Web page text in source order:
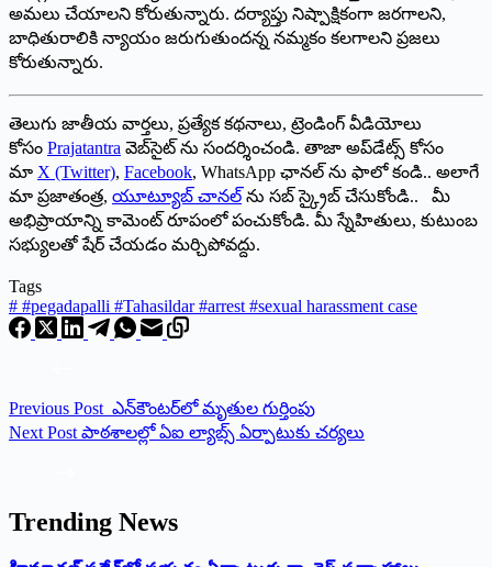
అమలు చేయాలని కోరుతున్నారు. దర్యాప్తు నిష్పాక్షికంగా జరగాలని,
బాధితురాలికి న్యాయం జరుగుతుందన్న నమ్మకం కలగాలని ప్రజలు
కోరుతున్నారు.
తెలుగు జాతీయ వార్తలు, ప్రత్యేక కథనాలు, ట్రెండింగ్ వీడియోలు
కోసం Prajatantra వెబ్‌సైట్ ను సందర్శించండి. తాజా అప్‌డేట్స్ కోసం
మా X (Twitter), Facebook, WhatsApp ఛానల్ ను ఫాలో కండి.. అలాగే
మా ప్రజాతంత్ర, యూట్యూబ్ చానల్ ను సబ్ స్క్రైబ్ చేసుకోండి.. మీ
అభిప్రాయాన్ని కామెంట్ రూపంలో పంచుకోండి. మీ స్నేహితులు, కుటుంబ
సభ్యులతో షేర్ చేయడం మర్చిపోవద్దు.
Tags
# #pegadapalli #Tahasildar #arrest #sexual harassment case
Previous Post ఎన్‌కౌంటర్‌లో మృతుల గుర్తింపు
Next Post పాఠశాలల్లో ఏఐ ల్యాబ్స్ ఏర్పాటుకు చర్యలు
Trending News